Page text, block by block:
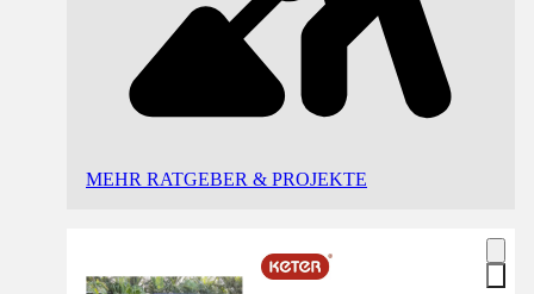
MEHR RATGEBER & PROJEKTE